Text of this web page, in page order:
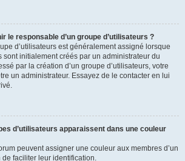
le responsable d’un groupe d’utilisateurs ?
d’utilisateurs est généralement assigné lorsque
sont initialement créés par un administrateur du
par la création d’un groupe d’utilisateurs, votre
un administrateur. Essayez de le contacter en lui
d’utilisateurs apparaissent dans une couleur
peuvent assigner une couleur aux membres d’un
de faciliter leur identification.